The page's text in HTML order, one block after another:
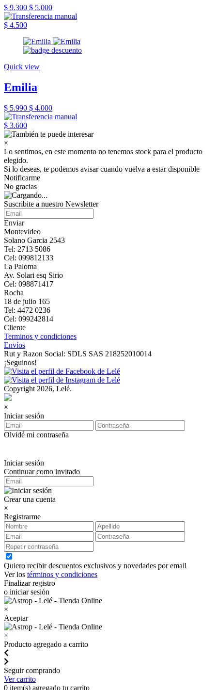
$ 9.300 $ 5.000
$ 4.500
Quick view
Emilia
$ 5.990 $ 4.000
$ 3.600
×
Lo sentimos, en este momento no tenemos stock para el producto
elegido.
Si lo deseas, te podemos avisar cuando vuelva a estar disponible
Notificarme
No gracias
Suscribite a nuestro Newsletter
Enviar
Montevideo
Solano Garcia 2543
Tel: 2713 5086
Cel: 099812133
La Paloma
Av. Solari esq Sirio
Cel: 098871417
Rocha
18 de julio 165
Tel: 4472 0236
Cel: 099242814
Cliente
Terminos y condiciones
Envíos
Rut y Razon Social: SDLS SAS 218252010014
¡Seguinos!
Copyright 2026, Lelé.
×
Iniciar sesión
Olvidé mi contraseña
Iniciar sesión
Continuar como invitado
Crear una cuenta
×
Registrarme
Quiero recibir descuentos exclusivos y novedades por email
Ver los términos y condiciones
Finalizar registro
o iniciar sesión
×
Aceptar
×
Producto agregado a carrito
Seguir comprando
Ver carrito
0 item(s) agregado tu carrito